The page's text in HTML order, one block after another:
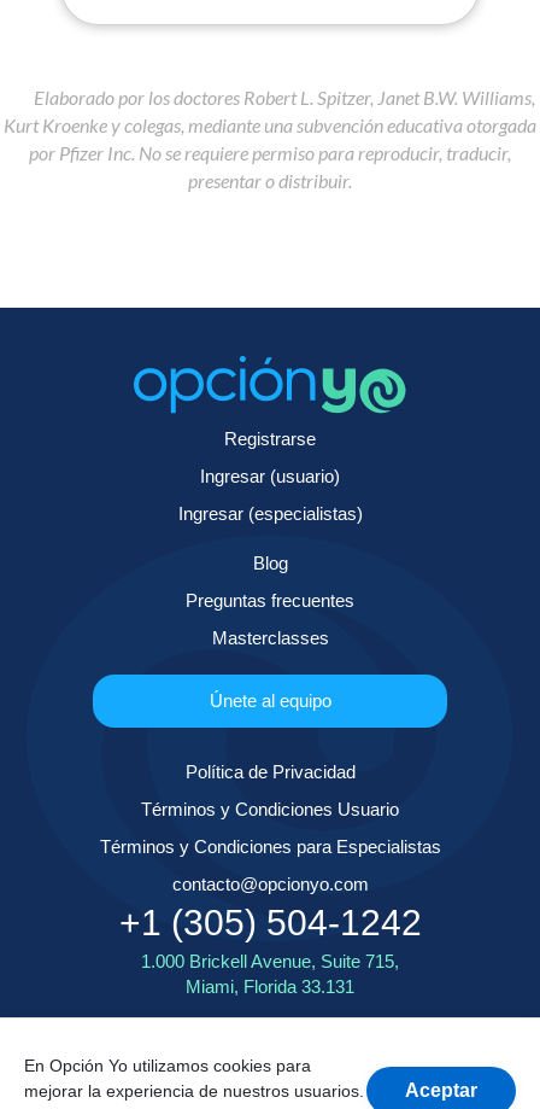
Elaborado por los doctores Robert L. Spitzer, Janet B.W. Williams,
Kurt Kroenke y colegas, mediante una subvención educativa otorgada
por Pfizer Inc. No se requiere permiso para reproducir, traducir,
presentar o distribuir.
Registrarse
Ingresar (usuario)
Ingresar (especialistas)
Blog
Preguntas frecuentes
Masterclasses
Únete al equipo
Política de Privacidad
Términos y Condiciones Usuario
Términos y Condiciones para Especialistas
contacto@opcionyo.com
+1 (305) 504-1242
1.000 Brickell Avenue, Suite 715,
Miami, Florida 33.131
En Opción Yo utilizamos cookies para
mejorar la experiencia de nuestros usuarios.
Aceptar